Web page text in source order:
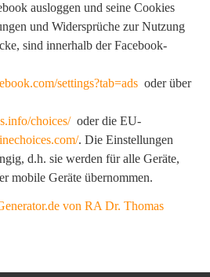
ausloggen und seine Cookies
und Widersprüche zur Nutzung
sind innerhalb der Facebook-
settings?tab=ads oder über
choices/oder die EU-
. Die Einstellungen
d.h. sie werden für alle Geräte,
mobile Geräte übernommen.
von RA Dr. Thomas